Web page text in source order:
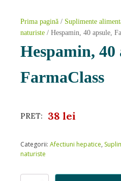
Prima pagină / Suplimente
naturiste / Hespamin, 40 apsule,
Hespamin, 40
FarmaClass
PRET: 38 lei
Categorii: Afectiuni hepatice,
naturiste